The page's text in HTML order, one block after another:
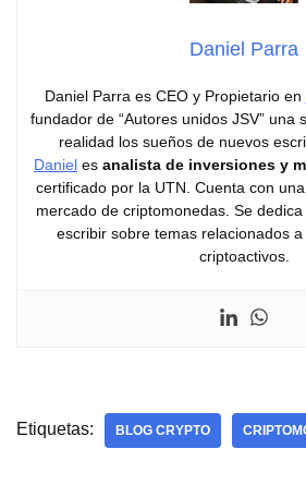
Daniel Parra
Daniel Parra es CEO y Propietario en
fundador de “Autores unidos JSV” una
realidad los sueños de nuevos
Daniel es analista de inversiones y
certificado por la UTN. Cuenta con
mercado de criptomonedas. Se
escribir sobre temas relacionados
criptoactivos.
Etiquetas: BLOG CRYPTO